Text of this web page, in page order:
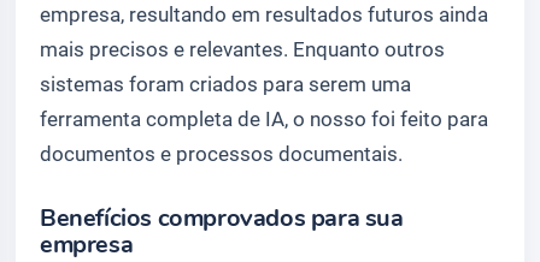
empresa, resultando em resultados futuros ainda
mais precisos e relevantes. Enquanto outros
sistemas foram criados para serem uma
ferramenta completa de IA, o nosso foi feito para
documentos e processos documentais.
Benefícios comprovados para sua
empresa